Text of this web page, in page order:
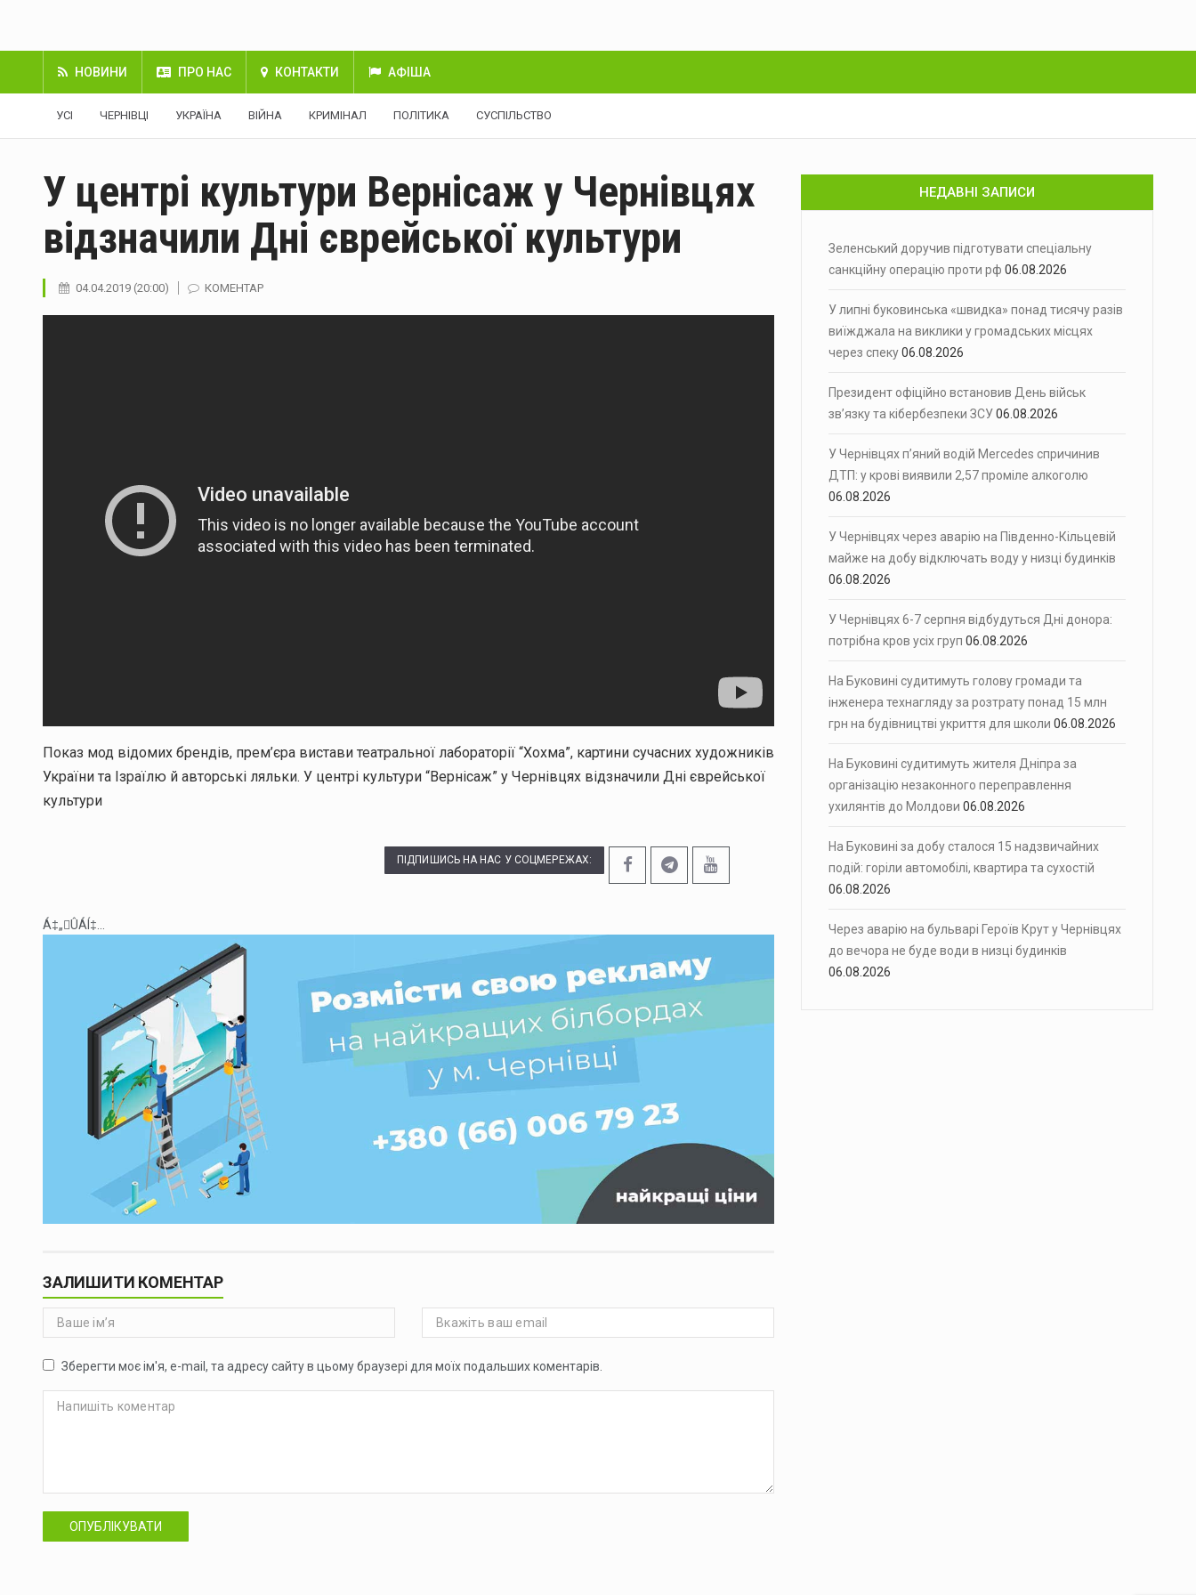
НОВИНИ ПРО НАС КОНТАКТИ АФІША
УСІ ЧЕРНІВЦІ УКРАЇНА ВІЙНА КРИМІНАЛ ПОЛІТИКА СУСПІЛЬСТВО
У центрі культури Вернісаж у Чернівцях
відзначили Дні єврейської культури
04.04.2019 (20:00) КОМЕНТАР
Показ мод відомих брендів, прем’єра вистави театральної лабораторії “Хохма”, картини сучасних художників
України та Ізраїлю й авторські ляльки. У центрі культури “Вернісаж” у Чернівцях відзначили Дні єврейської
культури
ПІДПИШИСЬ НА НАС У СОЦМЕРЕЖАХ:
Á‡„ÛÁÍ‡...
ЗАЛИШИТИ КОМЕНТАР
Зберегти моє ім'я, e-mail, та адресу сайту в цьому браузері для моїх подальших коментарів.
ОПУБЛІКУВАТИ
НЕДАВНІ ЗАПИСИ
Зеленський доручив підготувати спеціальну
санкційну операцію проти рф 06.08.2026
У липні буковинська «швидка» понад тисячу разів
виїжджала на виклики у громадських місцях
через спеку06.08.2026
Президент офіційно встановив День військ
зв’язку та кібербезпеки ЗСУ06.08.2026
У Чернівцях п’яний водій Mercedes спричинив
ДТП: у крові виявили 2,57 проміле алкоголю
06.08.2026
У Чернівцях через аварію на Південно-Кільцевій
майже на добу відключать воду у низці будинків
06.08.2026
У Чернівцях 6-7 серпня відбудуться Дні донора:
потрібна кров усіх груп 06.08.2026
На Буковині судитимуть голову громади та
інженера технагляду за розтрату понад 15 млн
грн на будівництві укриття для школи 06.08.2026
На Буковині судитимуть жителя Дніпра за
організацію незаконного переправлення
ухилянтів до Молдови 06.08.2026
На Буковині за добу сталося 15 надзвичайних
подій: горіли автомобілі, квартира та сухостій
06.08.2026
Через аварію на бульварі Героїв Крут у Чернівцях
до вечора не буде води в низці будинків
06.08.2026